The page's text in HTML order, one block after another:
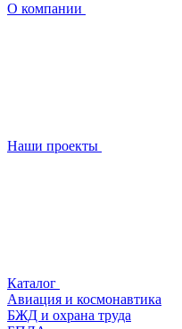
О компании
Наши проекты
Каталог
Авиация и космонавтика
БЖД и охрана труда